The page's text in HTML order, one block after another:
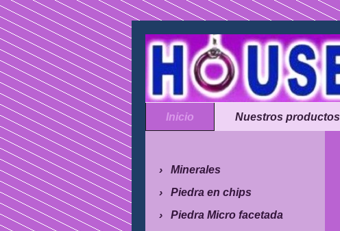
Inicio Nuestros productos
Minerales
Piedra en chips
Piedra Micro facetada